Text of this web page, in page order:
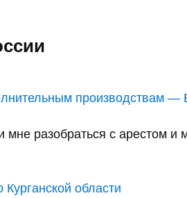
производствам —
разобраться с арестом и
области